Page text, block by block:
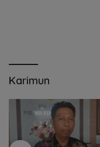
Karimun